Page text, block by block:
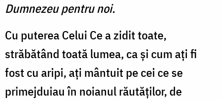
Dumnezeu pentru noi.
Cu puterea Celui Ce a zidit toate,
străbătând toată lumea, ca şi cum aţi fi
fost cu aripi, aţi mântuit pe cei ce se
primejduiau în noianul răutăţilor, de